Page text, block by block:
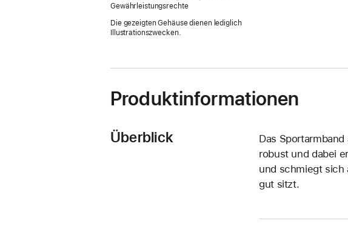
Gewährleistungsrechte
Die gezeigten Gehäuse dienen lediglich
Illustrationszwecken.
Produktinformationen
Überblick
Das
robust und dabei
und schmiegt sich
gut sitzt.